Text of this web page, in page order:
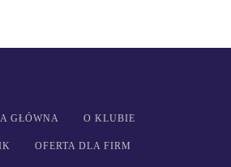
GŁÓWNA O KLUBIE
OFERTA DLA FIRM